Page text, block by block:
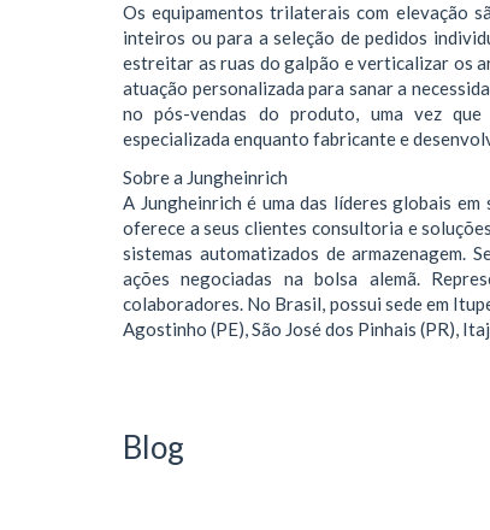
Os equipamentos trilaterais com elevação
inteiros ou para a seleção de pedidos
estreitar as ruas do galpão e verticalizar os
atuação personalizada para sanar a
no pós-vendas do produto, uma vez que
especializada enquanto fabricante e
Sobre a Jungheinrich
A Jungheinrich é uma das líderes globais
oferece a seus clientes consultoria e
sistemas automatizados de armazenagem.
ações negociadas na bolsa alemã.
colaboradores. No Brasil, possui sede em
Agostinho (PE), São José dos Pinhais (PR),
Blog